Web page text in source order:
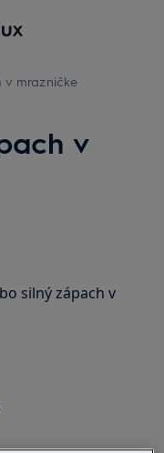
v mrazničke
v
silný zápach v